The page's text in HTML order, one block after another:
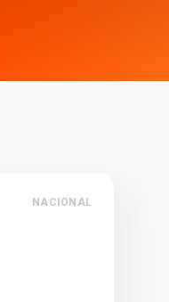
NACIONAL